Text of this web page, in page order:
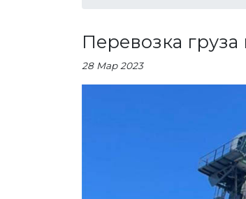
Перевозка
28 Мар 2023